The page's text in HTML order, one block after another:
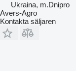
Ukraina, m.Dnipro
Avers-Agro
Kontakta säljaren